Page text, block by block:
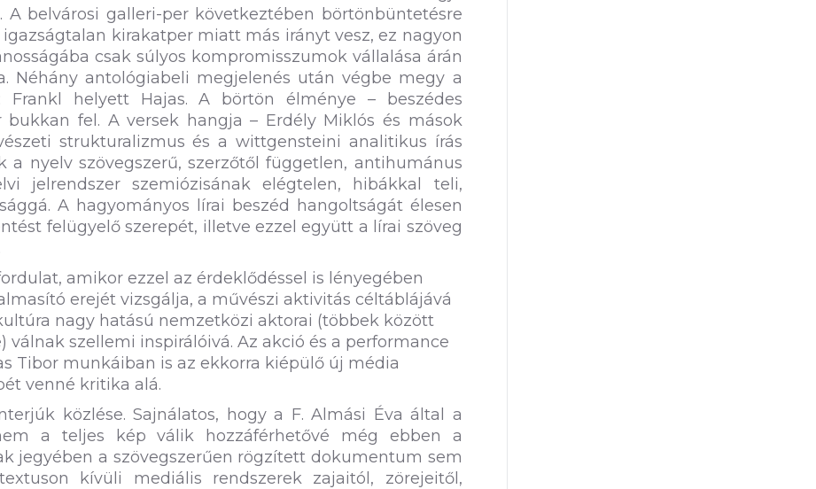
belvárosi galleri-per következtében börtönbüntetésre
kirakatper miatt más irányt vesz, ez nagyon
csak súlyos kompromisszumok vállalása árán
Néhány antológiabeli megjelenés után végbe megy a
Frankl helyett Hajas. A börtön élménye – beszédes
fel. A versek hangja – Erdély Miklós és mások
strukturalizmus és a wittgensteini analitikus írás
a nyelv szövegszerű, szerzőtől független, antihumánus
jelrendszer szemiózisának elégtelen, hibákkal teli,
A hagyományos lírai beszéd hangoltságát élesen
felügyelő szerepét, illetve ezzel együtt a lírai szöveg
amikor ezzel az érdeklődéssel is lényegében
erejét vizsgálja, a művészi aktivitás céltáblájává
nagy hatású nemzetközi aktorai (többek között
válnak szellemi inspirálóivá. Az akció és a performance
Tibor munkáiban is az ekkorra kiépülő új média
venné kritika alá.
közlése. Sajnálatos, hogy a F. Almási Éva által a
a teljes kép válik hozzáférhetővé még ebben a
jegyében a szövegszerűen rögzített dokumentum sem
kívüli mediális rendszerek zajaitól, zörejeitől,